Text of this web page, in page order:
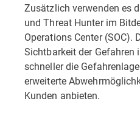
Zusätzlich verwenden es
und Threat Hunter im
Operations Center (SOC).
Sichtbarkeit der Gefahren
schneller die
erweiterte
Kunden anbieten.